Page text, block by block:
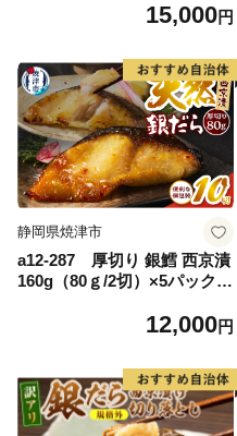
国産 海の幸 海鮮 魚介 紀州湯
無料_C6035n
15,000円
静岡県焼津市
a12-287 厚切り 銀鱈 西京漬
160g（80ｇ/2切）×5パック
12,000円